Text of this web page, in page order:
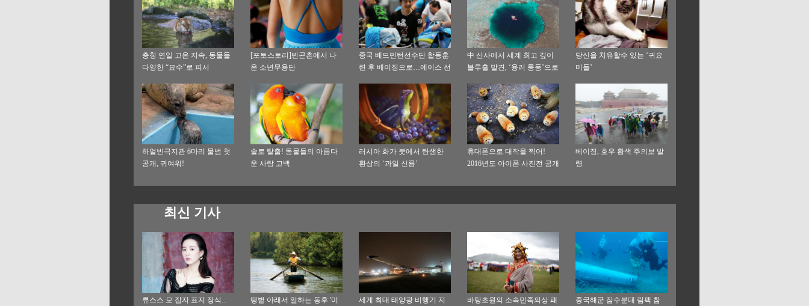
충칭 연일 고온 지속, 동물들
다양한 “묘수”로 피서
[포토스토리]빈곤촌에서 나
온 소년무용단
중국 베드민턴선수단 합동훈
련 후 베이징으로…에이스 선
中 산사에서 세계 최고 깊이
블루홀 발견, ‘융러 룽둥’으로
당신을 치유할수 있는 ‘귀요
미들’
하얼빈극지관 6마리 물범 첫
공개, 귀여워!
솔로 탈출! 동물들의 아름다
운 사랑 고백
러시아 화가 붓에서 탄생한
환상의 ‘과일 신룡’
휴대폰으로 대작을 찍어!
2016년도 아이폰 사진전 공개
베이징, 호우 황색 주의보 발
령
최신 기사
류스스 모 잡지 표지 장식...
땡볕 아래서 일하는 동후 '미
세계 최대 태양광 비행기 지
바탕초원의 소속민족의상 패
중국해군 잠수분대 림팩 참